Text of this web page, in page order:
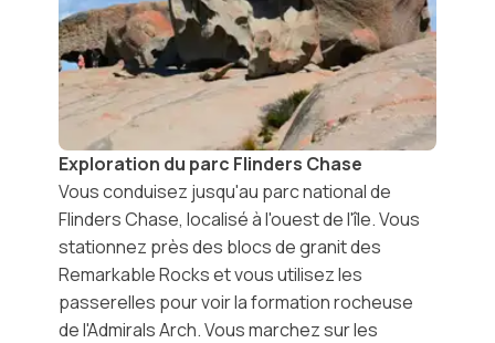
Exploration du parc Flinders Chase
Vous conduisez jusqu'au parc national de
Flinders Chase, localisé à l'ouest de l'île. Vous
stationnez près des blocs de granit des
Remarkable Rocks et vous utilisez les
passerelles pour voir la formation rocheuse
de l'Admirals Arch. Vous marchez sur les